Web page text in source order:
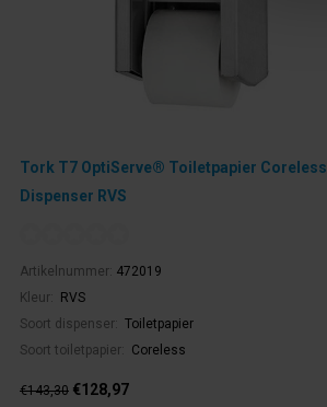
Tork T7 OptiServe® Toiletpapier Coreless
Dispenser RVS
Artikelnummer: 472019
Kleur:
RVS
Soort dispenser:
Toiletpapier
Soort toiletpapier:
Coreless
€143,30 €128,97